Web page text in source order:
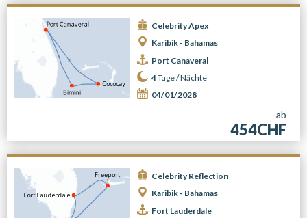
Celebrity Apex
Karibik - Bahamas
Port Canaveral
4Tage /Nächte
04/01/2028
ab
454CHF
Celebrity Reflection
Karibik - Bahamas
Fort Lauderdale